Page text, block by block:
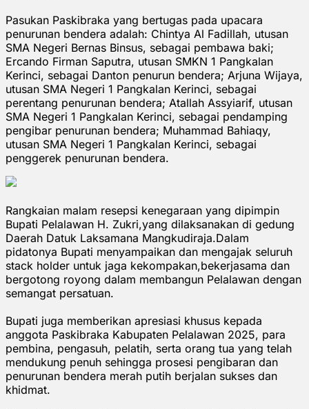
Pasukan Paskibraka yang bertugas pada upacara
penurunan bendera adalah: Chintya Al Fadillah, utusan
SMA Negeri Bernas Binsus, sebagai pembawa baki;
Ercando Firman Saputra, utusan SMKN 1 Pangkalan
Kerinci, sebagai Danton penurun bendera; Arjuna Wijaya,
utusan SMA Negeri 1 Pangkalan Kerinci, sebagai
perentang penurunan bendera; Atallah Assyiarif, utusan
SMA Negeri 1 Pangkalan Kerinci, sebagai pendamping
pengibar penurunan bendera; Muhammad Bahiaqy,
utusan SMA Negeri 1 Pangkalan Kerinci, sebagai
penggerek penurunan bendera.
Rangkaian malam resepsi kenegaraan yang dipimpin
Bupati Pelalawan H. Zukri,yang dilaksanakan di gedung
Daerah Datuk Laksamana Mangkudiraja.Dalam
pidatonya Bupati menyampaikan dan mengajak seluruh
stack holder untuk jaga kekompakan,bekerjasama dan
bergotong royong dalam membangun Pelalawan dengan
semangat persatuan.
Bupati juga memberikan apresiasi khusus kepada
anggota Paskibraka Kabupaten Pelalawan 2025, para
pembina, pengasuh, pelatih, serta orang tua yang telah
mendukung penuh sehingga prosesi pengibaran dan
penurunan bendera merah putih berjalan sukses dan
khidmat.